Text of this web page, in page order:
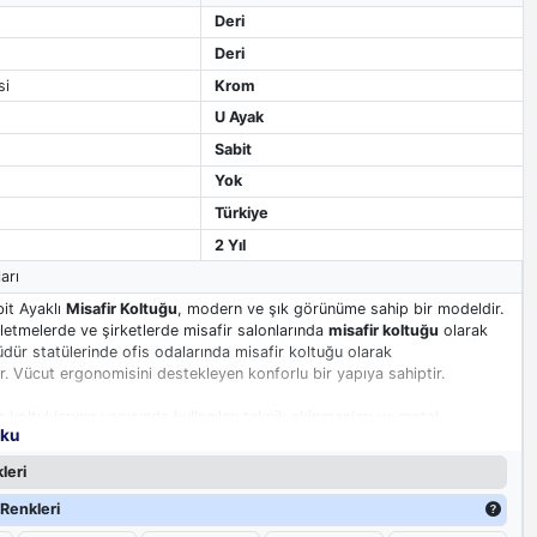
Deri
Deri
Krom
U Ayak
Sabit
Yok
Türkiye
2 Yıl
Ayaklı Misafir Koltuğu, modern ve şık görünüme sahip bir modeldir.
ve şirketlerde misafir salonlarında misafir koltuğu olarak
statülerinde ofis odalarında misafir koltuğu olarak
Vücut ergonomisini destekleyen konforlu bir yapıya sahiptir.
daha konforlu ve dayanıklı bir yapı kazandırır. Sırt kısmında yer
koltuğun güzel görünmesinin yanı sıra ergonomik yapısını da
krom üzeri suni deri kaplamadır. Ayak olarak kullanılan U model
koltuklarında kullanılan bir modeldir. U ayak koltuğun
gibi ağırlığa karşı dayanıklılığını da arttırır.